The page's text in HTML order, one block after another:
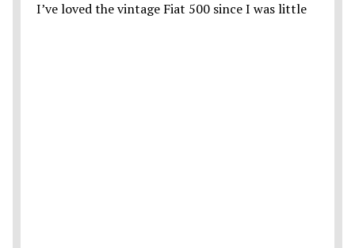
I’ve loved the vintage Fiat 500 since I was little